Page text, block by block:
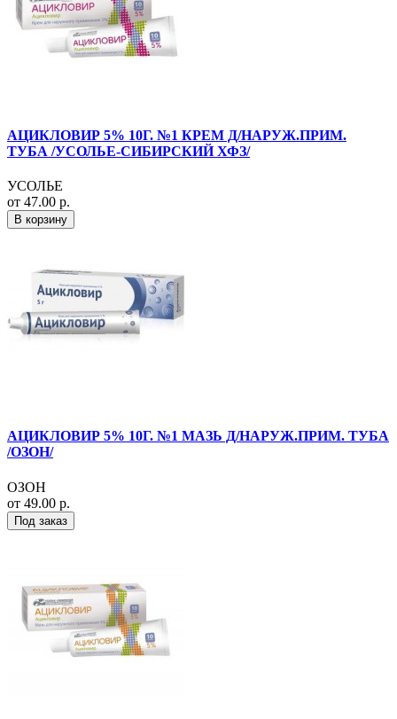
АЦИКЛОВИР 5% 10Г. №1 КРЕМ Д/НАРУЖ.ПРИМ.
ТУБА /УСОЛЬЕ-СИБИРСКИЙ ХФЗ/
УСОЛЬЕ
от 47.00 р.
В корзину
АЦИКЛОВИР 5% 10Г. №1 МАЗЬ Д/НАРУЖ.ПРИМ. ТУБА
/ОЗОН/
ОЗОН
от 49.00 р.
Под заказ